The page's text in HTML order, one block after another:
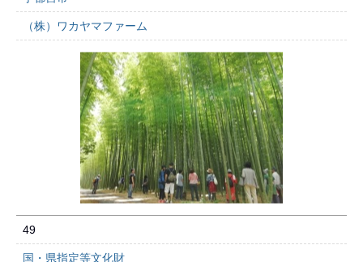
（株）ワカヤマファーム
49
国・県指定等文化財